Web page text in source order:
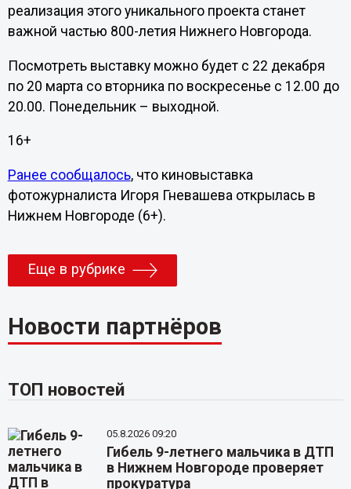
реализация этого уникального проекта станет
важной частью 800-летия Нижнего Новгорода.
Посмотреть выставку можно будет с 22 декабря
по 20 марта со вторника по воскресенье с 12.00 до
20.00. Понедельник – выходной.
16+
Ранее сообщалось, что киновыставка
фотожурналиста Игоря Гневашева открылась в
Нижнем Новгороде (6+).
Еще в рубрике
Новости партнёров
ТОП новостей
05.8.2026 09:20
Гибель 9-летнего мальчика в ДТП
в Нижнем Новгороде проверяет
прокуратура